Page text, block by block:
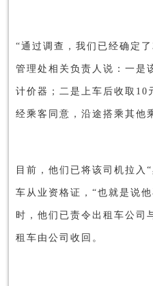
“通过调查，我们已经确定
管理处相关负责人说：一是
计价器；二是上车后收取10
经乘客同意，沿途搭乘其他
目前，他们已将该司机拉入
车从业资格证，“也就是说
时，他们已责令出租车公司
租车由公司收回。